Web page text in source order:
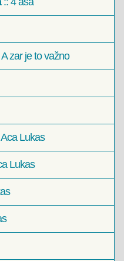
A zar je to važno
Lukas
Lukas